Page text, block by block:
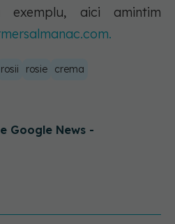
exemplu, aici amintim
rosii rosie
crema
Google News -